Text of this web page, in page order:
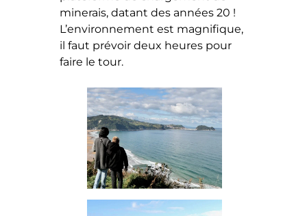
minerais, datant des années 20 !
L’environnement est magnifique,
il faut prévoir deux heures pour
faire le tour.